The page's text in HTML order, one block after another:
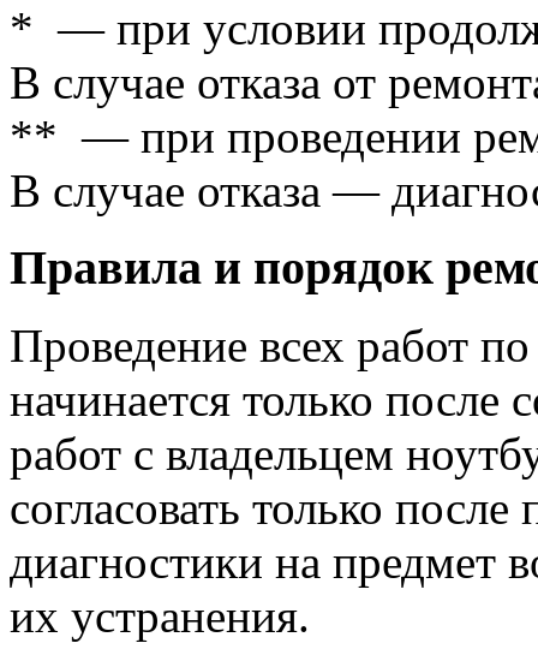
* — при условии
В случае отказа от
** — при проведении
В случае отказа —
Правила и порядок
Проведение всех работ
начинается только после
работ с владельцем
согласовать только
диагностики на предмет
их устранения.